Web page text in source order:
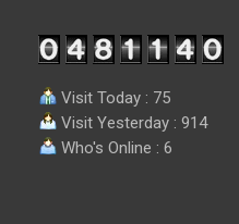
Visit Today : 75
Visit Yesterday : 914
Who's Online : 6